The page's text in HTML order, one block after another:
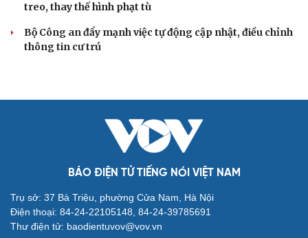
treo, thay thế hình phạt tù
Bộ Công an đẩy mạnh việc tự động cập nhật, điều chỉnh
thông tin cư trú
BÁO ĐIỆN TỬ TIẾNG NÓI VIỆT NAM
Trụ sở: 37 Bà Triệu, phường Cửa Nam, Hà Nội
Điện thoại: 84-24-22105148, 84-24-39785691
Thư điện tử: baodientuvov@vov.vn